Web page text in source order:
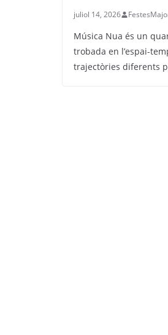
juliol 14, 2026
Música Nua és un
trobada en l’espai-
trajectòries diferents